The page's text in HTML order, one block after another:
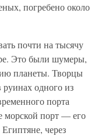
погребено около
почти на тысячу
Это были шумеры,
планеты. Творцы
одного из
порта
морской порт — его
через